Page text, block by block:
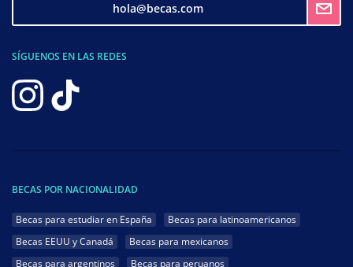
hola@becas.com
SÍGUENOS EN LAS REDES
BECAS POR NACIONALIDAD
Becas para estudiar en España
Becas para latinoamericanos
Becas EEUU y Canadá
Becas para mexicanos
Becas para argentinos
Becas para peruanos